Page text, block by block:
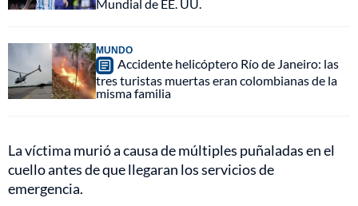
Mundial de EE. UU.
MUNDO
Accidente helicóptero Río de Janeiro: las
tres turistas muertas eran colombianas de la
misma familia
La víctima murió a causa de múltiples puñaladas en el
cuello antes de que llegaran los servicios de
emergencia.